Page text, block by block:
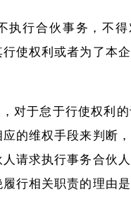
行合伙事务，不
使权利或者为了
对于怠于行使权利
的维权手段来判断
请求执行事务合伙
行相关职责的理由